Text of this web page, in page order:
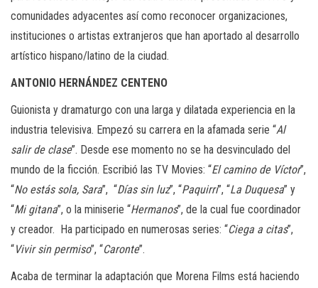
comunidades adyacentes así como reconocer organizaciones,
instituciones o artistas extranjeros que han aportado al desarrollo
artístico hispano/latino de la ciudad.
ANTONIO HERNÁNDEZ CENTENO
Guionista y dramaturgo con una larga y dilatada experiencia en la
industria televisiva. Empezó su carrera en la afamada serie “Al
salir de clase”. Desde ese momento no se ha desvinculado del
mundo de la ficción. Escribió las TV Movies: “El camino de Víctor”,
“No estás sola, Sara”, “Días sin luz”, “Paquirri”, “La Duquesa” y
“Mi gitana”, o la miniserie “Hermanos”, de la cual fue coordinador
y creador. Ha participado en numerosas series: “Ciega a citas”,
“Vivir sin permiso”, “Caronte”.
Acaba de terminar la adaptación que Morena Films está haciendo